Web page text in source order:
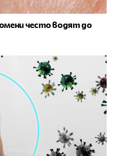
често водят до